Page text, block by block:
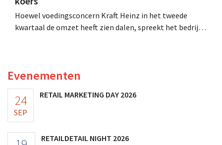
Hoewel voedingsconcern Kraft Heinz in het tweede
kwartaal de omzet heeft zien dalen, spreekt het bedrijf
Evenementen
24
SEP
RETAIL MARKETING DAY 2026
RETAILDETAIL NIGHT 2026